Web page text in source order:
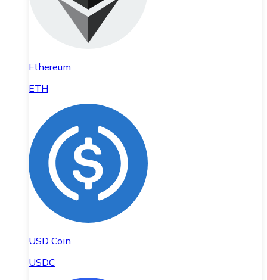
Ethereum
ETH
USD Coin
USDC